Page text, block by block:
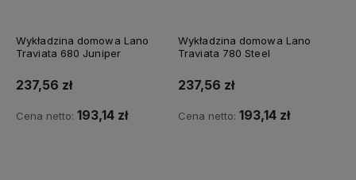
Wykładzina domowa Lano
Traviata 680 Juniper
237,56 zł
Cena netto: 193,14 zł
Wykładzina domowa Lano
Traviata 780 Steel
237,56 zł
Cena netto: 193,14 zł